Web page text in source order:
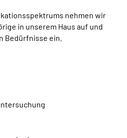
nehmen wir
in unserem Haus auf und
Bedürfnisse ein.